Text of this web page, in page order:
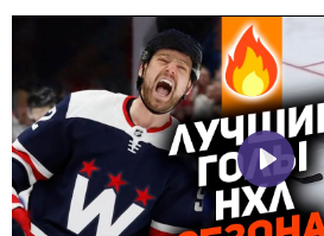
Play